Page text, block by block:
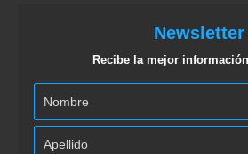
Newsletter
Recibe la mejor